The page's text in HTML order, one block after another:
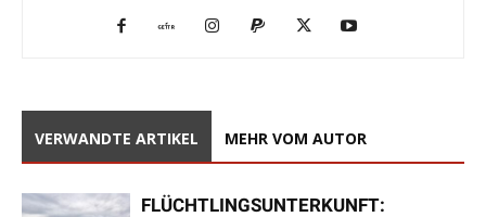
VERWANDTE ARTIKEL MEHR VOM AUTOR
FLÜCHTLINGSUNTERKUNFT: